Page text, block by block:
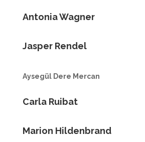
Antonia Wagner
Jasper Rendel
Aysegül Dere Mercan
Carla Ruibat
Marion Hildenbrand